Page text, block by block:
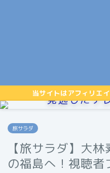
当サイトはアフィリエ
見逃したテ
旅サラダ
【旅サラダ】大
の福島へ！視聴者